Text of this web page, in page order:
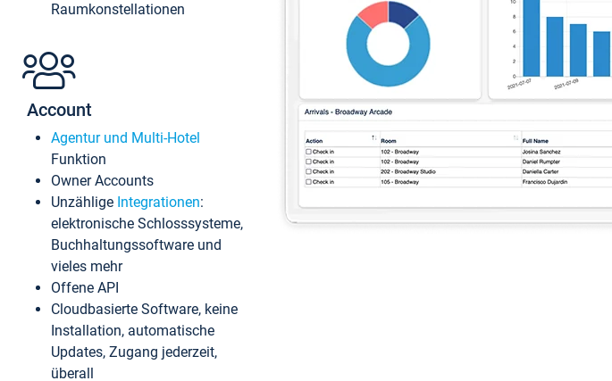
Raumkonstellationen
Account
Agentur und Multi-Hotel
Funktion
Owner Accounts
Unzählige Integrationen:
elektronische Schlosssysteme,
Buchhaltungssoftware und
vieles mehr
Offene API
Cloudbasierte Software, keine
Installation, automatische
Updates, Zugang jederzeit,
überall